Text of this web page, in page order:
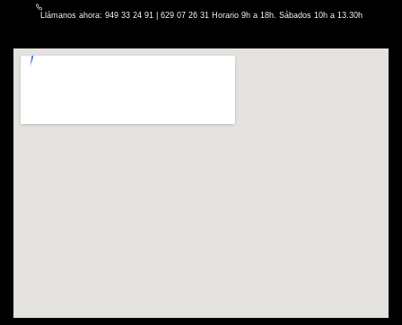
Llámanos ahora: 949 33 24 91 | 629 07 26 31 Horario 9h a 18h. Sábados 10h a 13.30h